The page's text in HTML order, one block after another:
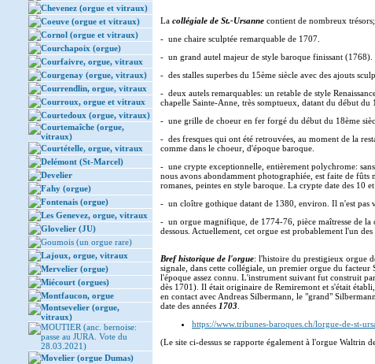
Chevenez (orgue et vitraux)
Coeuve (orgue et vitraux)
Cornol (orgue et vitraux)
Courchapoix (orgue)
Courfaivre, orgue, vitraux
Courgenay (orgue, vitraux)
Courrendlin, orgue, vitraux
Courroux, orgue et vitraux
Courtedoux (orgue, vitraux)
Courtemaîche (orgue,
vitraux)
Courtételle, orgue, vitraux
Delémont (St-Marcel)
Develier
Fahy (orgue)
Fontenais (orgue)
Les Genevez, orgue, vitraux
Glovelier (JU)
Goumois (un orgue rare)
Lajoux, orgue, vitraux
Mervelier (orgue)
Miécourt (orgues)
Montfaucon, orgue
Montsevelier (orgue,
vitraux)
MOUTIER (anc. bernoise:
passe au JURA. Vote du
28.03.2021)
Movelier (orgue Dumas)
La collégiale de St.-Ursanne contient de nombreux
- une chaire sculptée remarquable de 1707.
- un grand autel majeur de style baroque finissant (1768).
- des stalles superbes du 15ème siècle avec des ajouts
- deux autels remarquables: un retable de style
chapelle Sainte-Anne, très somptueux, datant du début du
- une grille de choeur en fer forgé du début du 18ème
- des fresques qui ont été retrouvées, au moment de la
comme dans le choeur, d'époque baroque.
- une crypte exceptionnelle, entièrement polychrome:
nous avons abondamment photographiée, est faite de
romanes, peintes en style baroque. La crypte date des 10 et
- un cloître gothique datant de 1380, environ. Il n'est pas
- un orgue magnifique, de 1774-76, pièce maîtresse de
dessous. Actuellement, cet orgue est probablement l'un
Bref historique de l'orgue: l'histoire du prestigieux orgue
signale, dans cette collégiale, un premier orgue du
l'époque assez connu. L'instrument suivant fut construit
dès 1701). Il était originaire de Remiremont et s'était
en contact avec Andreas Silbermann, le "grand"
date des années 1703
https://www.tribunes-baroques.ch/lorgue-de-st-
(Le site ci-dessus se rapporte également à l'orgue Waltrin